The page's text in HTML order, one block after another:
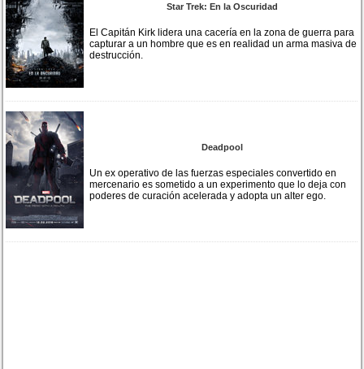
Star Trek: En la Oscuridad
El Capitán Kirk lidera una cacería en la zona de guerra para
capturar a un hombre que es en realidad un arma masiva de
destrucción.
Deadpool
Un ex operativo de las fuerzas especiales convertido en
mercenario es sometido a un experimento que lo deja con
poderes de curación acelerada y adopta un alter ego.